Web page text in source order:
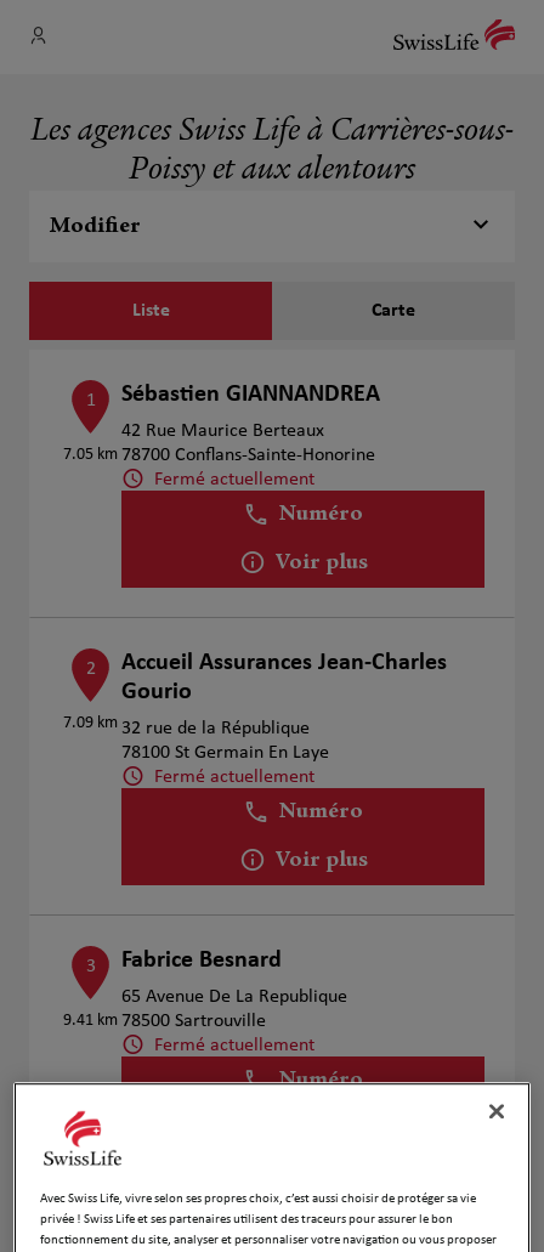
Les agences Swiss Life à Carrières-sous-
Poissy et aux alentours
Modifier
Liste Carte
1
7.05 km
Sébastien GIANNANDREA
42 Rue Maurice Berteaux
78700 Conflans-Sainte-Honorine
Fermé actuellement
Numéro
Voir plus
2
7.09 km
Accueil Assurances Jean-Charles
Gourio
32 rue de la République
78100 St Germain En Laye
Fermé actuellement
Numéro
Voir plus
3
9.41 km
Fabrice Besnard
65 Avenue De La Republique
78500 Sartrouville
Fermé actuellement
Numéro
4 Laure FLAGEL
Avec Swiss Life, vivre selon ses propres choix, c’est aussi choisir de protéger sa vie
privée ! Swiss Life et ses partenaires utilisent des traceurs pour assurer le bon
fonctionnement du site, analyser et personnaliser votre navigation ou vous proposer